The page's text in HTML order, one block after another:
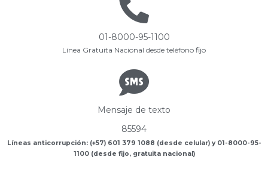
01-8000-95-1100
Línea Gratuita Nacional desde teléfono fijo
Mensaje de texto
85594
Líneas anticorrupción: (+57) 601 379 1088 (desde celular) y 01-8000-95-
1100 (desde fijo, gratuita nacional)